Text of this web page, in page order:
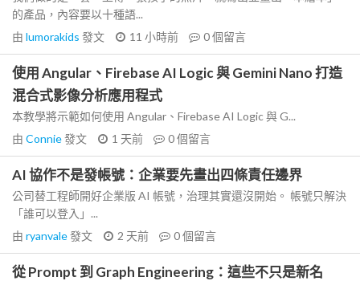
的產品，內容要以十種語...
由 lumorakids 發文 11 小時前 0個留言
使用 Angular、Firebase AI Logic 與 Gemini Nano 打造
混合式影像分析應用程式
本教學將示範如何使用 Angular、Firebase AI Logic 與 G...
由 Connie發文 1 天前 0個留言
AI 協作不是發帳號：企業要先畫出四條責任邊界
公司替工程師開好企業版 AI 帳號，治理其實還沒開始。 帳號只解決
「誰可以登入」...
由 ryanvale發文 2 天前 0個留言
從 Prompt 到 Graph Engineering：這些不只是新名